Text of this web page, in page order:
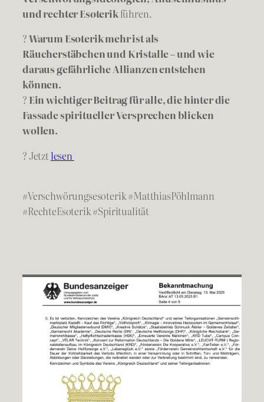
und rechter Esoterikführen.
?Warum Esoterik mehr ist als
Räucherstäbchen und Kristalle – und wie
daraus gefährliche Allianzen entstehen
können.
? Ein wichtiger Beitrag für alle, die hinter die
Fassade spiritueller Versprechen blicken
wollen.
? Jetztlesen
#Verschwörungsesoterik #MatthiasPöhlmann
#RechteEsoterik #Spiritualität